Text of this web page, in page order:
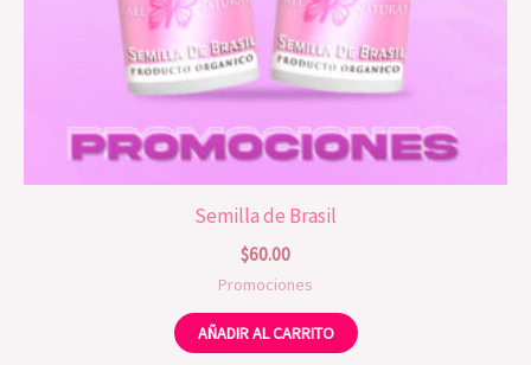
Semilla de Brasil
$60.00
Promociones
AÑADIR AL CARRITO